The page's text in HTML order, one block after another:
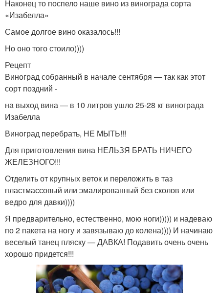
Наконец то поспело наше вино из винограда сорта
«Изабелла»
Самое долгое вино оказалось!!!
Но оно того стоило))))
Рецепт
Виноград собранный в начале сентября — так как этот
сорт поздний -
на выход вина — в 10 литров ушло 25-28 кг винограда
Изабелла
Виноград перебрать, НЕ МЫТЬ!!!
Для приготовления вина НЕЛЬЗЯ БРАТЬ НИЧЕГО
ЖЕЛЕЗНОГО!!!
Отделить от крупных веток и переложить в таз
пластмассовый или эмалированный без сколов или
ведро для давки))))
Я предварительно, естественно, мою ноги))))) и надеваю
по 2 пакета на ногу и завязываю до колена)))) И начинаю
веселый танец пляску — ДАВКА! Подавить очень очень
хорошо придется!!!